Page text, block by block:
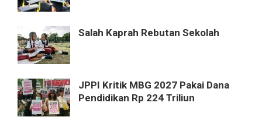
Salah Kaprah Rebutan Sekolah
JPPI Kritik MBG 2027 Pakai Dana
Pendidikan Rp 224 Triliun